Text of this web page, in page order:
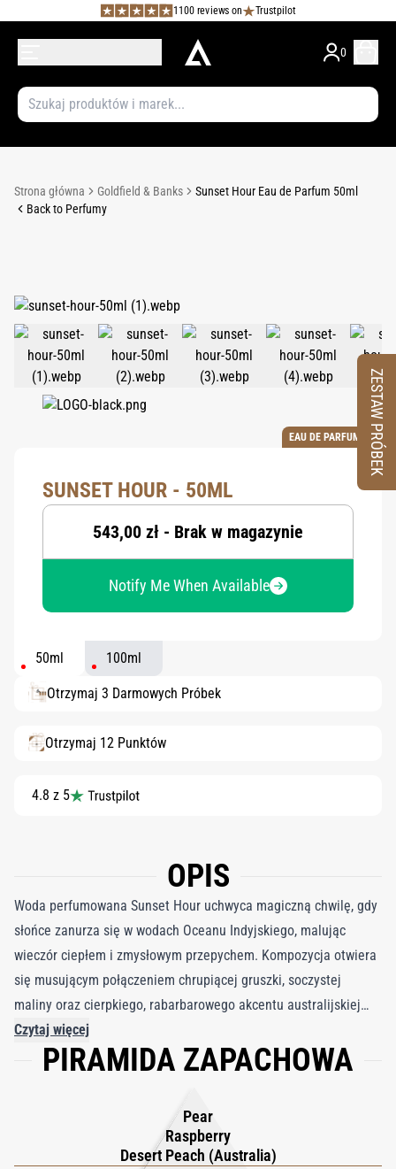
1100 reviews on Trustpilot
0
Strona główna Goldfield & Banks
Sunset Hour Eau de Parfum 50ml
Back to Perfumy
EAU DE PARFUM
SUNSET HOUR - 50ML
543,00 zł - Brak w magazynie
Notify Me When Available
50ml 100ml
Otrzymaj 3 Darmowych Próbek
Otrzymaj 12 Punktów
4.8 z 5
OPIS
Woda perfumowana Sunset Hour uchwyca magiczną chwilę, gdy
słońce zanurza się w wodach Oceanu Indyjskiego, malując
wieczór ciepłem i zmysłowym przepychem. Kompozycja otwiera
się musującym połączeniem chrupiącej gruszki, soczystej
maliny oraz cierpkiego, rabarbarowego akcentu australijskiej
pustynnej brzoskwini, tworząc żywiołowy, gourmandowy nastrój.
W sercu rozświetlony absolut jaśminu sambac splata się z
pikantnej ostrości, ożywiając owocowe akordy. Bazę zapachu
stanowi australijskie drzewo sandałowe o zielono-drzewnym
Czytaj więcej
PIRAMIDA ZAPACHOWA
Pear
Raspberry
Desert Peach (Australia)
ZESTAW PRÓBEK